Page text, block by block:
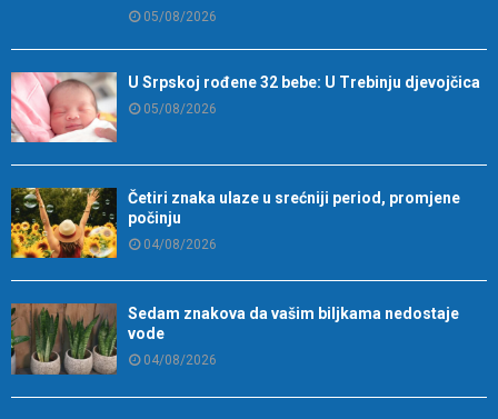
05/08/2026
U Srpskoj rođene 32 bebe: U Trebinju djevojčica
05/08/2026
Četiri znaka ulaze u srećniji period, promjene
počinju
04/08/2026
Sedam znakova da vašim biljkama nedostaje
vode
04/08/2026